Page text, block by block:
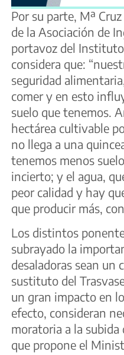
Por su parte, Mª
de la Asociación de
portavoz del Instituto
considera que:
seguridad
comer y en esto
suelo que tenemos.
hectárea cultivable
no llega a una
tenemos menos
incierto; y el agua,
peor calidad y hay
que producir más,
Los distintos
subrayado la
desaladoras sean un
sustituto del
un gran impacto en
efecto, consideran
moratoria a la subida
que propone el